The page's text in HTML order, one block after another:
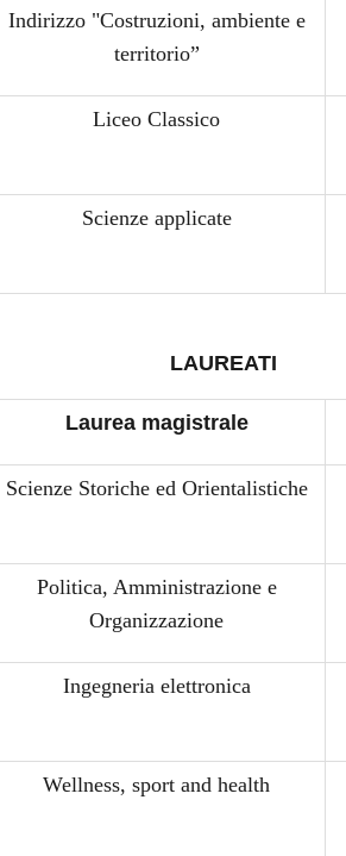
Indirizzo "Costruzioni, ambiente e
territorio”
Liceo Classico
Scienze applicate
LAUREATI
Laurea magistrale
Scienze Storiche ed Orientalistiche
Politica, Amministrazione e
Organizzazione
Ingegneria elettronica
Wellness, sport and health